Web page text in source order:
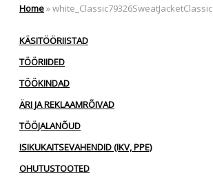
Home»white_Classic79326SweatJacketClassic
KÄSITÖÖRIISTAD
TÖÖRIIDED
TÖÖKINDAD
ÄRI JA REKLAAMRÕIVAD
TÖÖJALANÕUD
ISIKUKAITSEVAHENDID (IKV, PPE)
OHUTUSTOOTED